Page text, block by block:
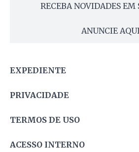
RECEBA NOVIDADES EM
ANUNCIE
EXPEDIENTE
PRIVACIDADE
TERMOS DE USO
ACESSO INTERNO